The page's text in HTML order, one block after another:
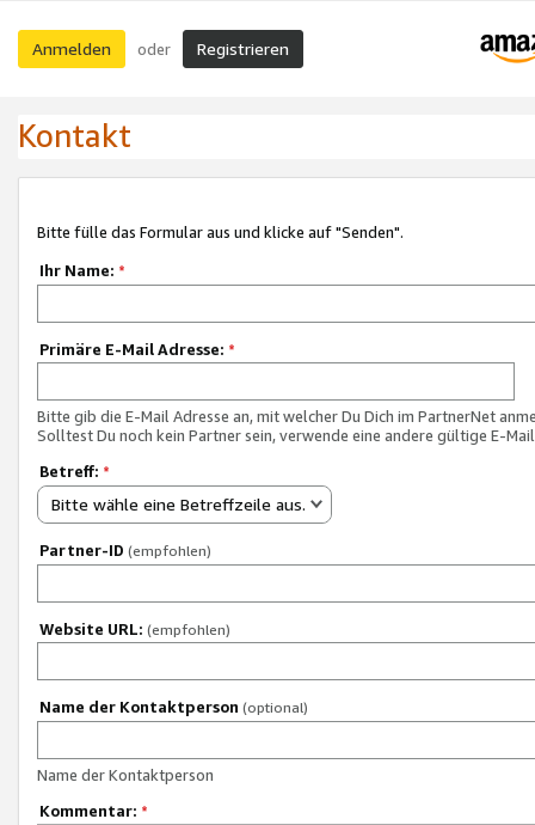
Anmelden oder Registrieren
Kontakt
Bitte fülle das Formular aus und klicke auf "Senden".
Ihr Name: *
Primäre E-Mail Adresse: *
Bitte gib die E-Mail Adresse an, mit welcher Du Dich im PartnerNet
Solltest Du noch kein Partner sein, verwende eine andere gültige E-
Betreff: *
Bitte wähle eine Betreffzeile aus.
Partner-ID (empfohlen)
Website URL: (empfohlen)
Name der Kontaktperson (optional)
Name der Kontaktperson
Kommentar: *